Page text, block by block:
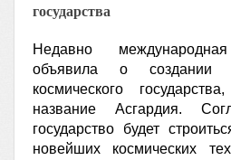
государства
Недавно
объявила о
космического
название Асгардия.
государство будет
новейших космических